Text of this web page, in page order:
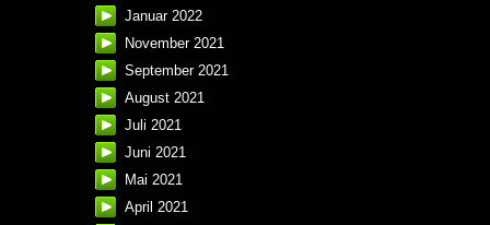
Januar 2022
November 2021
September 2021
August 2021
Juli 2021
Juni 2021
Mai 2021
April 2021